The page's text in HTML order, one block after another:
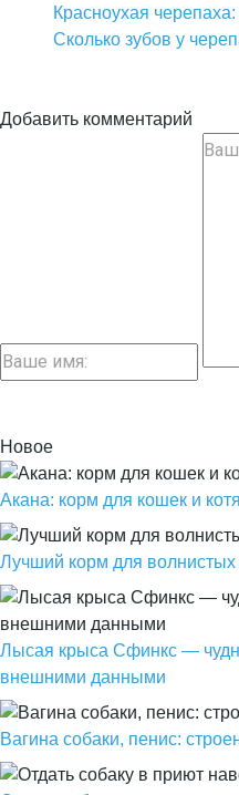
Красноухая
Сколько зубов у
Добавить комментарий
Новое
Акана: корм для кошек и
Лучший корм для волнистых
Лысая крыса Сфинкс —
внешними данными
Вагина собаки, пенис: